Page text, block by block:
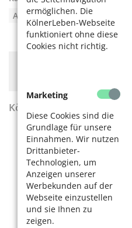
ermöglichen. Die
KölnerLeben-Webseite
funktioniert ohne diese
Cookies nicht richtig.
Marketing
Diese Cookies sind die
Grundlage für unsere
Einnahmen. Wir nutzen
Drittanbieter-
Technologien, um
Anzeigen unserer
Werbekunden auf der
Webseite einzustellen
und sie Ihnen zu
zeigen.
Apps und Webseiten
KölnerLeben Sommer 2026